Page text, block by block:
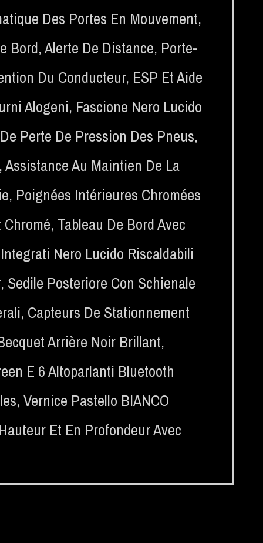
Des Portes En Mouvement,
Bord,Alerte De Distance, Porte-
Du Conducteur, ESP Et Aide
Alogeni, Fascione Nero Lucido
Perte De Pression Des Pneus,
,Assistance Au Maintien De La
, Poignées Intérieures Chromées
, Tableau De Bord Avec
Nero Lucido Riscaldabili
, Sedile Posteriore Con Schienale
, Capteurs De Stationnement
Arrière Noir Brillant,
E 6 Altoparlanti Bluetooth
, Vernice Pastello BIANCO
Et En Profondeur Avec